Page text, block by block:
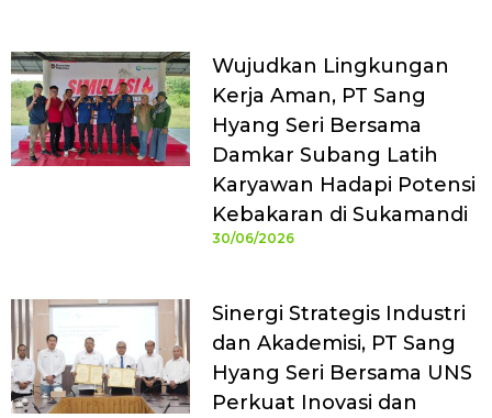
Wujudkan Lingkungan
Kerja Aman, PT Sang
Hyang Seri Bersama
Damkar Subang Latih
Karyawan Hadapi Potensi
Kebakaran di Sukamandi
30/06/2026
Sinergi Strategis Industri
dan Akademisi, PT Sang
Hyang Seri Bersama UNS
Perkuat Inovasi dan